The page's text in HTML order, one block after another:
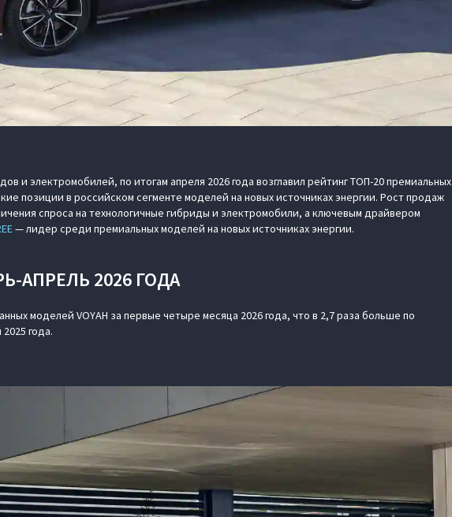
и электромобилей, по итогам апреля 2026 года возглавил рейтинг ТОП-20 премиальных
позиции в российском сегменте моделей на новых источниках энергии. Рост продаж
спроса на технологичные гибриды и электромобили, а ключевым драйвером
— лидер среди премиальных моделей на новых источниках энергии.
АПРЕЛЬ 2026 ГОДА
моделей VOYAH за первые четыре месяца 2026 года, что в 2,7 раза больше по
года.